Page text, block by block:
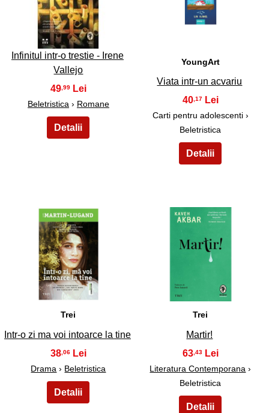
7
Infinitul intr-o trestie - Irene
Vallejo
49,99
Beletristica › Romane
8
YoungArt
Viata intr-un acvariu
40,17
Carti pentru adolescenti ›
Beletristica
9
Trei
Intr-o zi ma voi intoarce la tine
38 ,06
Drama › Beletristica
Trei
Martir!
63 ,43
Literatura Contemporana ›
Beletristica